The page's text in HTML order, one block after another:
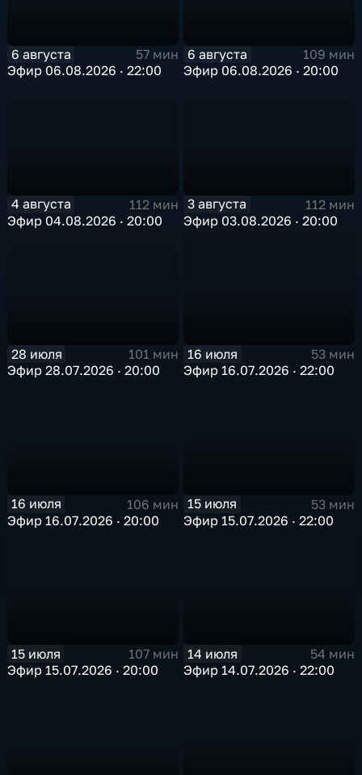
6 августа
57 мин
Эфир 06.08.2026 · 22:00
6 августа
109 мин
Эфир 06.08.2026 · 20:00
4 августа
112 мин
Эфир 04.08.2026 · 20:00
3 августа
112 мин
Эфир 03.08.2026 · 20:00
28 июля
101 мин
Эфир 28.07.2026 · 20:00
16 июля
53 мин
Эфир 16.07.2026 · 22:00
16 июля
106 мин
Эфир 16.07.2026 · 20:00
15 июля
53 мин
Эфир 15.07.2026 · 22:00
15 июля
107 мин
Эфир 15.07.2026 · 20:00
14 июля
54 мин
Эфир 14.07.2026 · 22:00